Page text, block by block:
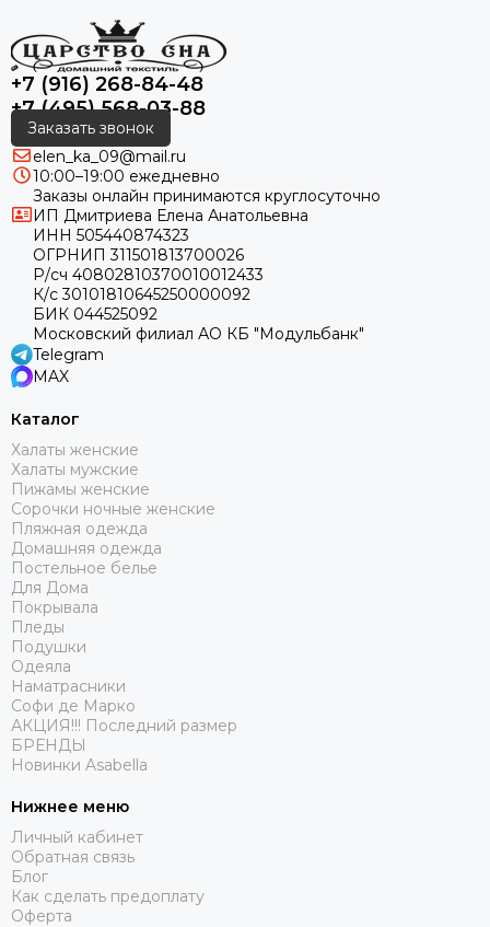
+7 (916) 268-84-48
+7 (495) 568-03-88
Заказать звонок
elen_ka_09@mail.ru
10:00–19:00 ежедневно
Заказы онлайн принимаются круглосуточно
ИП Дмитриева Елена Анатольевна
ИНН 505440874323
ОГРНИП 311501813700026
Р/сч 40802810370010012433
К/с 30101810645250000092
БИК 044525092
Московский филиал АО КБ "Модульбанк"
Telegram
MAX
Каталог
Халаты женские
Халаты мужские
Пижамы женские
Сорочки ночные женские
Пляжная одежда
Домашняя одежда
Постельное белье
Для Дома
Покрывала
Пледы
Подушки
Одеяла
Наматрасники
Софи де Марко
АКЦИЯ!!! Последний размер
БРЕНДЫ
Новинки Asabella
Нижнее меню
Личный кабинет
Обратная связь
Блог
Как сделать предоплату
Оферта